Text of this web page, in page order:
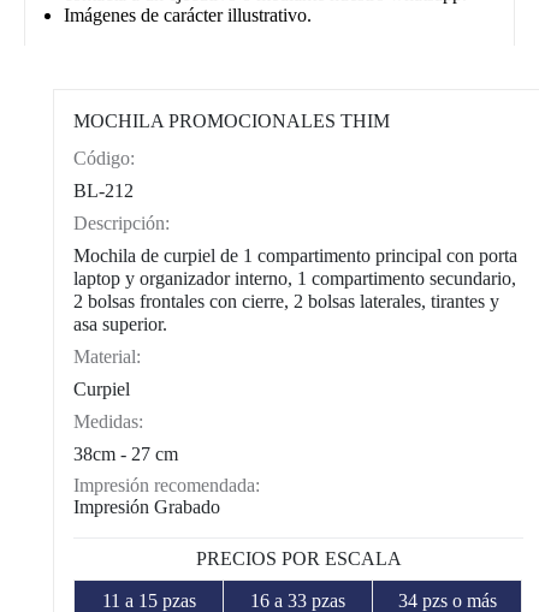
Imágenes de carácter illustrativo.
MOCHILA PROMOCIONALES THIM
Código:
BL-212
Descripción:
Mochila de curpiel de 1 compartimento principal con porta
laptop y organizador interno, 1 compartimento secundario,
2 bolsas frontales con cierre, 2 bolsas laterales, tirantes y
asa superior.
Material:
Curpiel
Medidas:
38cm - 27 cm
Impresión recomendada:
Impresión Grabado
PRECIOS POR ESCALA
11 a 15 pzas 16 a 33 pzas 34 pzs o más